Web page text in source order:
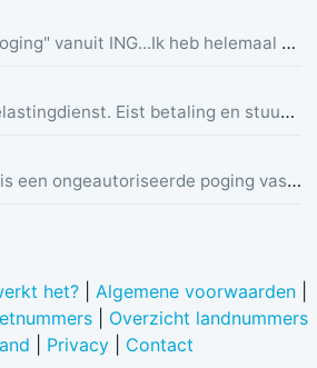
"ongeautoriseerde poging" vanuit ING...Ik heb helemaal geen rekening bij ING :)
Doet zich voor als belastingdienst. Eist betaling en stuurt link in bericht met dreiging van beslaglegging.
sms met melding: Er is een ongeautoriseerde poging vastgesteld vanuit Duitsland was u dit niet? Bel de alarmlijn op 0113336916
het?| Algemene voorwaarden|
Overzicht landnummers
Privacy Contact